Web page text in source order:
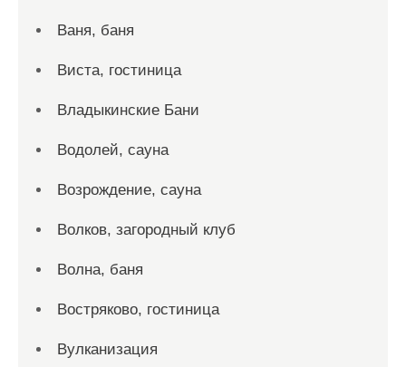
Ваня, баня
Виста, гостиница
Владыкинские Бани
Водолей, сауна
Возрождение, сауна
Волков, загородный клуб
Волна, баня
Востряково, гостиница
Вулканизация